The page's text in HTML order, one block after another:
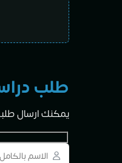
طلب
يمكنك ارسال طلبك لنا